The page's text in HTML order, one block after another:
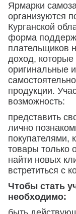
Ярмарки
организуются
Курганской
форма
плательщиков
доход,
оригинальные
продукции.
возможность:
представить
лично
покупателями,
товары только
найти новых
встретиться с
Чтобы стать
необходимо: